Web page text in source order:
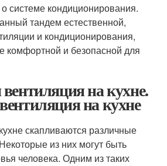
системе кондиционирования.
тандем естественной,
и кондиционирования,
комфортной и безопасной для
на кухне.
на кухне
скапливаются различные
из них могут быть
человека. Одним из таких